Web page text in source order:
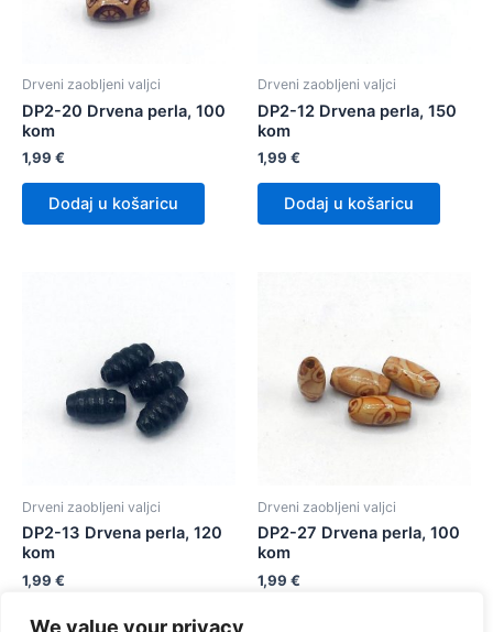
We value your privacy
Drveni zaobljeni valjci
DP2-20 Drvena perla, 100
kom
1,99 €
Dodaj u košaricu
Drveni zaobljeni valjci
DP2-12 Drvena perla, 150
kom
1,99 €
Dodaj u košaricu
Drveni zaobljeni valjci
DP2-13 Drvena perla, 120
kom
1,99 €
Dodaj u košaricu
Drveni zaobljeni valjci
DP2-27 Drvena perla, 100
kom
1,99 €